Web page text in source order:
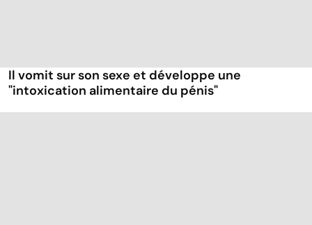
Il vomit sur son sexe et développe une
"intoxication alimentaire du pénis"